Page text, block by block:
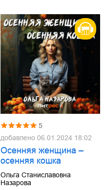
5
добавлено 06.01.2024 18:02
Осенняя женщина –
осенняя кошка
Ольга Станиславовна
Назарова